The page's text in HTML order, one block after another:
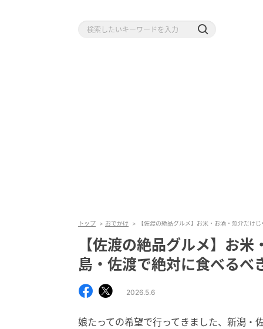
トップ おでかけ 【佐渡の絶品グルメ】お米・お酒・魚介だけ
【佐渡の絶品グルメ】お
島・佐渡で絶対に食べるべ
2026.5.6
娘たっての希望で行ってきました、新潟・